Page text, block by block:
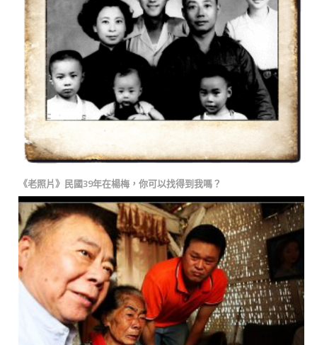
《老照片》民國39年在楊梅，你可以找得到我嗎？